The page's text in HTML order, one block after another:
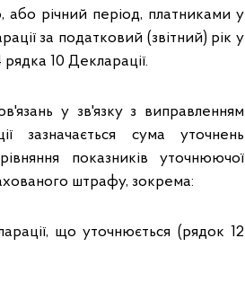
або річний період, платниками у
за податковий (звітний) рік у
10 Декларації.
у зв'язку з виправленням
зазначається сума уточнень
показників уточнюючої
штрафу, зокрема:
що уточнюється (рядок 12